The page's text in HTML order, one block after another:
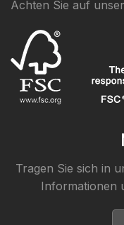
Achten Sie auf
Tragen Sie sich in
Informationen